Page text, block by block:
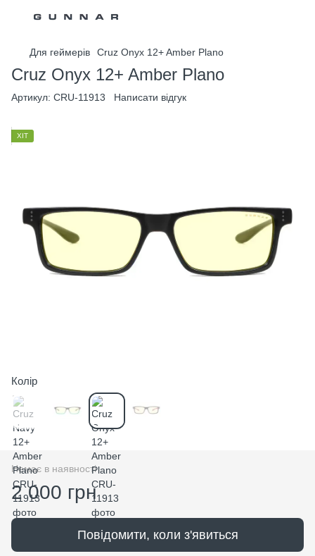
Для геймерів Cruz Onyx 12+ Amber Plano
Cruz Onyx 12+ Amber Plano
Артикул: CRU-11913 Написати відгук
ХІТ
Колір
Немає в наявності
2 000 грн
Повідомити, коли з'явиться